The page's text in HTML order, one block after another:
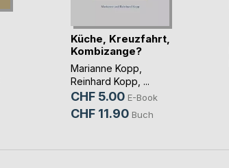
Küche, Kreuzfahrt,
Kombizange?
Marianne Kopp
Reinhard Kopp , ...
CHF 5.00 E-Book
CHF 11.90 Buch